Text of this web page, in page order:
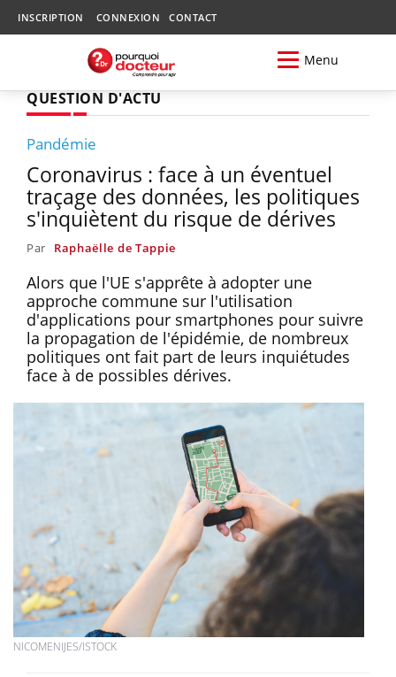
INSCRIPTION CONNEXION CONTACT
Menu
QUESTION D'ACTU
Pandémie
Coronavirus : face à un éventuel
traçage des données, les politiques
s'inquiètent du risque de dérives
Par Raphaëlle de Tappie
Alors que l'UE s'apprête à adopter une
approche commune sur l'utilisation
d'applications pour smartphones pour suivre
la propagation de l'épidémie, de nombreux
politiques ont fait part de leurs inquiétudes
face à de possibles dérives.
NICOMENIJES/ISTOCK